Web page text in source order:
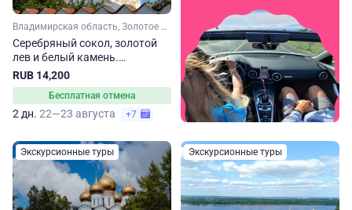
Владимирская область, Золотое кольцо, Малое Золотое кольцо
Серебряный сокол, золотой
лев и белый камень.
Владимир – Суздаль – Муром
RUB 14,200
Бесплатная отмена
2 дн. 22—23 августа +7
Экскурсионные туры Экскурсионные туры